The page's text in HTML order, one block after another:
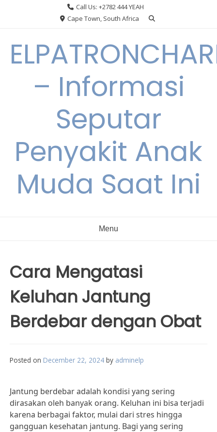
Call Us: +2782 444 YEAH
Cape Town, South Africa
– Informasi
Seputar
Penyakit Anak
Muda Saat Ini
Menu
Cara Mengatasi
Keluhan Jantung
Berdebar dengan Obat
Posted on December 22, 2024 by adminelp
Jantung berdebar adalah kondisi yang sering
dirasakan oleh banyak orang. Keluhan ini bisa terjadi
karena berbagai faktor, mulai dari stres hingga
gangguan kesehatan jantung. Bagi yang sering